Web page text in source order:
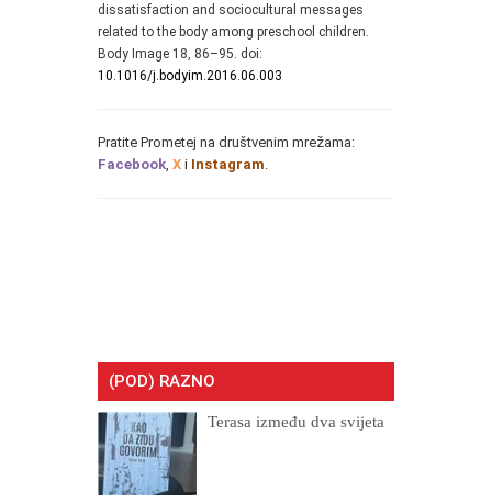
dissatisfaction and sociocultural messages
related to the body among preschool children.
Body Image 18, 86–95. doi:
10.1016/j.bodyim.2016.06.003
Pratite Prometej na društvenim mrežama:
Facebook X i Instagram
(POD) RAZNO
Terasa između dva svijeta